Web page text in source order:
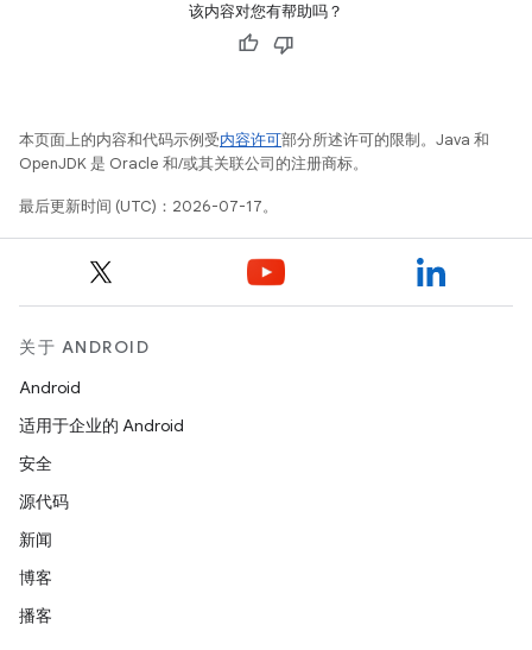
该内容对您有帮助吗？
本页面上的内容和代码示例受内容许可部分所述许可的限制。Java 和
OpenJDK 是 Oracle 和/或其关联公司的注册商标。
最后更新时间 (UTC)：2026-07-17。
关于 ANDROID
Android
适用于企业的 Android
安全
源代码
新闻
博客
播客